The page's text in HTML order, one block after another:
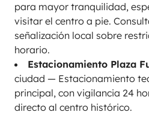
para mayor tranquilidad,
visitar el centro a pie.
señalización local sobre
horario.
Estacionamiento Plaza
ciudad — Estacionamiento
principal, con vigilancia 24
directo al centro histórico.